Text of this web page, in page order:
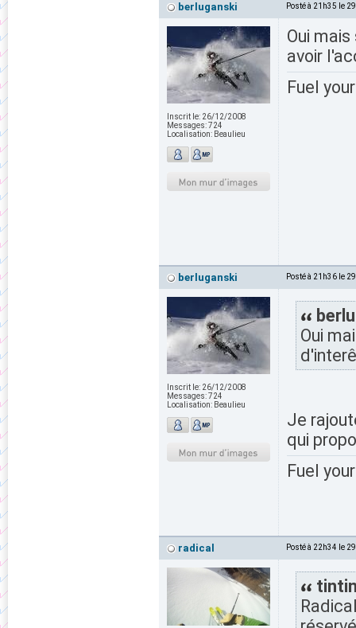
berluganski Posté à 21h35 le
Inscrit le: 26/12/2008
Messages:724
Localisation: Beaulieu
Oui
avoir
Fuel
berluganski Posté à 21h36 le
Inscrit le: 26/12/2008
Messages:724
Localisation: Beaulieu
Oui
Je
qui
Fuel
radical Posté à 22h34 le